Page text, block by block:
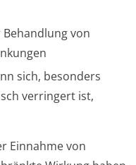
von
sich, besonders
verringert ist,
Einnahme von